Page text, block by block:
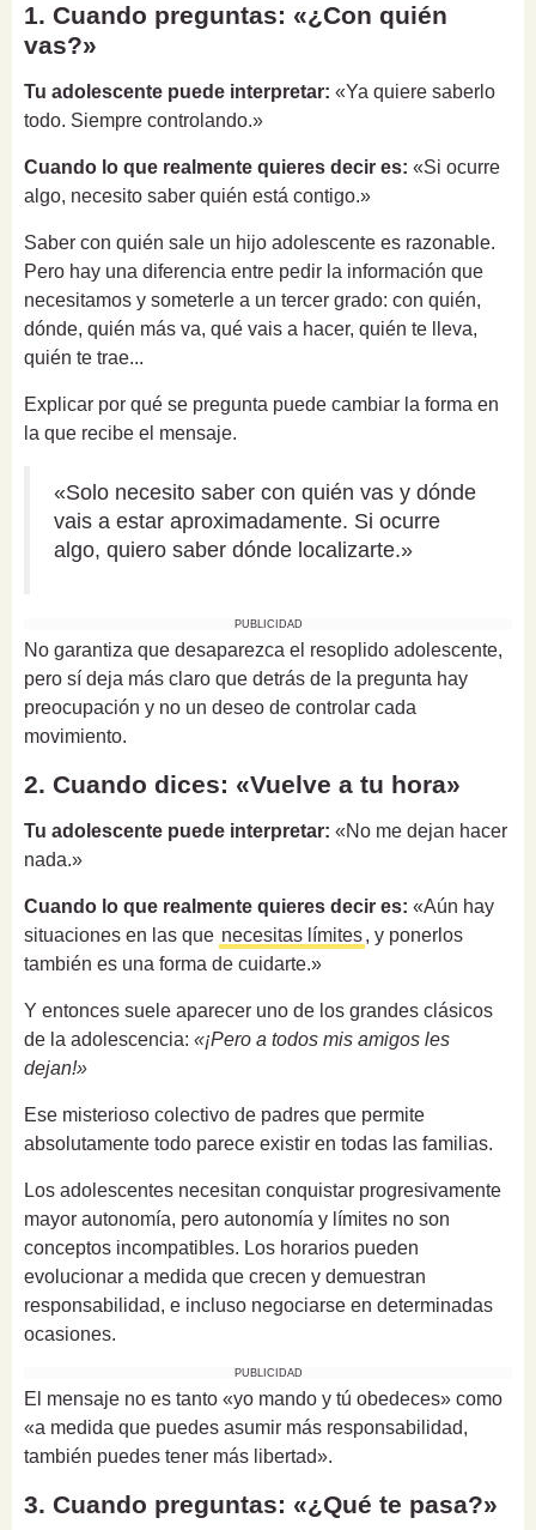
1. Cuando preguntas: «¿Con quién
vas?»
Tu adolescente puede interpretar: «Ya quiere saberlo
todo. Siempre controlando.»
Cuando lo que realmente quieres decir es: «Si ocurre
algo, necesito saber quién está contigo.»
Saber con quién sale un hijo adolescente es razonable.
Pero hay una diferencia entre pedir la información que
necesitamos y someterle a un tercer grado: con quién,
dónde, quién más va, qué vais a hacer, quién te lleva,
quién te trae...
Explicar por qué se pregunta puede cambiar la forma en
la que recibe el mensaje.
«Solo necesito saber con quién vas y dónde
vais a estar aproximadamente. Si ocurre
algo, quiero saber dónde localizarte.»
PUBLICIDAD
No garantiza que desaparezca el resoplido adolescente,
pero sí deja más claro que detrás de la pregunta hay
preocupación y no un deseo de controlar cada
movimiento.
2. Cuando dices: «Vuelve a tu hora»
Tu adolescente puede interpretar: «No me dejan hacer
nada.»
Cuando lo que realmente quieres decir es: «Aún hay
situaciones en las que necesitas límites, y ponerlos
también es una forma de cuidarte.»
Y entonces suele aparecer uno de los grandes clásicos
de la adolescencia: «¡Pero a todos mis amigos les
dejan!»
Ese misterioso colectivo de padres que permite
absolutamente todo parece existir en todas las familias.
Los adolescentes necesitan conquistar progresivamente
mayor autonomía, pero autonomía y límites no son
conceptos incompatibles. Los horarios pueden
evolucionar a medida que crecen y demuestran
responsabilidad, e incluso negociarse en determinadas
ocasiones.
PUBLICIDAD
El mensaje no es tanto «yo mando y tú obedeces» como
«a medida que puedes asumir más responsabilidad,
también puedes tener más libertad».
3. Cuando preguntas: «¿Qué te pasa?»